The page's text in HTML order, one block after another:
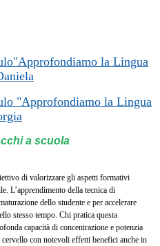
la Lingua
"Approfondiamo la Lingua
a scuola
di valorizzare gli aspetti formativi
L’apprendimento della tecnica di
dello studente e per accelerare
stesso tempo. Chi pratica questa
capacità di concentrazione e potenzia
con notevoli effetti benefici anche in